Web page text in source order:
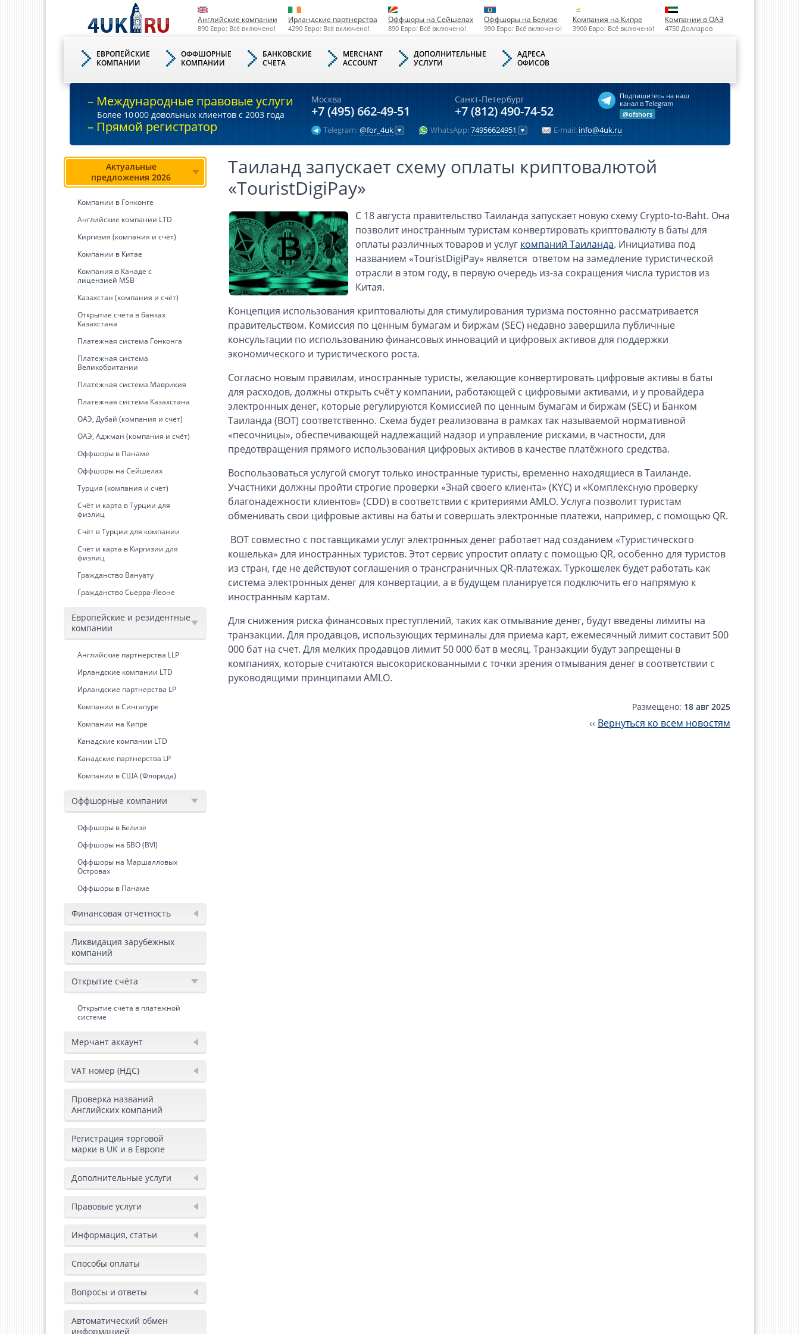
Английские компании
890 Евро: Всё включено!
Ирландские партнерства
4290 Евро: Всё включено!
Оффшоры на Сейшелах
890 Евро: Всё включено!
Оффшоры на Белизе
990 Евро: Всё включено!
Компания на Кипре
3900 Евро: Всё включено!
Компании в ОАЭ
4750 Долларов
ЕВРОПЕЙСКИЕ
КОМПАНИИ
ОФФШОРНЫЕ
КОМПАНИИ
БАНКОВСКИЕ
СЧЕТА
MERCHANT
ACCOUNT
ДОПОЛНИТЕЛЬНЫЕ
УСЛУГИ
АДРЕСА
ОФИСОВ
– Международные правовые услуги
Более 10000 довольных клиентов с 2003 года
– Прямой регистратор
Москва
+7 (495) 662-49-51
Санкт-Петербург
+7 (812) 490-74-52
Подпишитесь на наш
канал в Telegram
@ofshors
Telegram:@for_4uk WhatsApp:74956624951 E-mail: info@4uk.ru
Актуальные
предложения 2026
Компании в Гонконге
Английские компании LTD
Киргизия (компания и счёт)
Компании в Китае
Kомпания в Канаде с
лицензией MSB
Казахстан (компания и счёт)
Открытие счета в банках
Казахстана
Платежная система Гонконга
Платежная система
Великобритании
Платежная система Маврикия
Платежная система Казахстана
ОАЭ, Дубай (компания и счёт)
ОАЭ, Аджман (компания и счёт)
Оффшоры в Панаме
Оффшоры на Сейшелах
Турция (компания и счёт)
Счёт и карта в Турции для
физлиц
Cчёт в Турции для компании
Счёт и карта в Киргизии для
физлиц
Гражданство Вануату
Гражданство Сьерра-Леоне
Европейские и резидентные
компании
Английские партнерства LLP
Ирландские компании LTD
Ирландские партнерства LP
Компании в Сингапуре
Компании на Кипре
Канадские компании LTD
Канадские партнерства LP
Компании в США (Флорида)
Оффшорные компании
Оффшоры в Белизе
Оффшоры на БВО (BVI)
Оффшоры на Маршалловых
Островах
Оффшоры в Панаме
Финансовая отчетность
Ликвидация зарубежных
компаний
Открытие счёта
Открытие счета в платежной
системе
Мерчант аккаунт
VAT номер (НДС)
Проверка названий
Английских компаний
Регистрация торговой
марки в UK и в Европе
Дополнительные услуги
Правовые услуги
Информация, статьи
Способы оплаты
Вопросы и ответы
Автоматический обмен
информацией
Таиланд запускает схему оплаты криптовалютой
«TouristDigiPay»
С 18 августа правительство Таиланда запускает новую схему Crypto-to-Baht. Она
позволит иностранным туристам конвертировать криптовалюту в баты для
оплаты различных товаров и услуг компаний Таиланда. Инициатива под
названием «TouristDigiPay» является ответом на замедление туристической
отрасли в этом году, в первую очередь из-за сокращения числа туристов из
Китая.
Концепция использования криптовалюты для стимулирования туризма постоянно рассматривается
правительством. Комиссия по ценным бумагам и биржам (SEC) недавно завершила публичные
консультации по использованию финансовых инноваций и цифровых активов для поддержки
экономического и туристического роста.
Согласно новым правилам, иностранные туристы, желающие конвертировать цифровые активы в баты
для расходов, должны открыть счёт у компании, работающей с цифровыми активами, и у провайдера
электронных денег, которые регулируются Комиссией по ценным бумагам и биржам (SEC) и Банком
Таиланда (BOT) соответственно. Схема будет реализована в рамках так называемой нормативной
«песочницы», обеспечивающей надлежащий надзор и управление рисками, в частности, для
предотвращения прямого использования цифровых активов в качестве платёжного средства.
Воспользоваться услугой смогут только иностранные туристы, временно находящиеся в Таиланде.
Участники должны пройти строгие проверки «Знай своего клиента» (KYC) и «Комплексную проверку
благонадежности клиентов» (CDD) в соответствии с критериями AMLO. Услуга позволит туристам
обменивать свои цифровые активы на баты и совершать электронные платежи, например, с помощью QR.
BOT совместно с поставщиками услуг электронных денег работает над созданием «Туристического
кошелька» для иностранных туристов. Этот сервис упростит оплату с помощью QR, особенно для туристов
из стран, где не действуют соглашения о трансграничных QR-платежах. Туркошелек будет работать как
система электронных денег для конвертации, а в будущем планируется подключить его напрямую к
иностранным картам.
Для снижения риска финансовых преступлений, таких как отмывание денег, будут введены лимиты на
транзакции. Для продавцов, использующих терминалы для приема карт, ежемесячный лимит составит 500
000 бат на счет. Для мелких продавцов лимит 50 000 бат в месяц. Транзакции будут запрещены в
компаниях, которые считаются высокорискованными с точки зрения отмывания денег в соответствии с
руководящими принципами AMLO.
Размещено: 18 авг 2025
‹‹ Вернуться ко всем новостям